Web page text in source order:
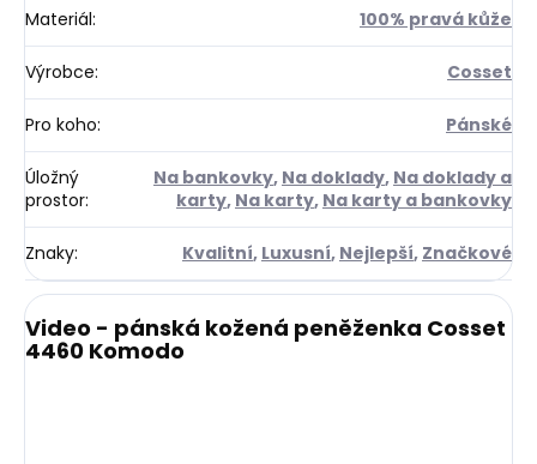
Materiál: 100% pravá kůže
Výrobce: Cosset
Pro koho: Pánské
Úložný
prostor:
Na bankovky, Na doklady, Na doklady a
karty, Na karty, Na karty a bankovky
Znaky: Kvalitní, Luxusní, Nejlepší, Značkové
Video - pánská kožená peněženka Cosset
4460 Komodo